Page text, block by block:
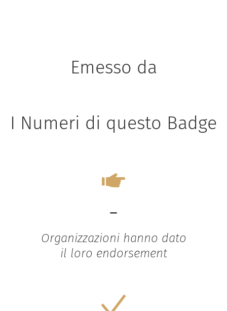
Emesso da
I Numeri di questo Badge
-
Organizzazioni hanno dato
il loro endorsement